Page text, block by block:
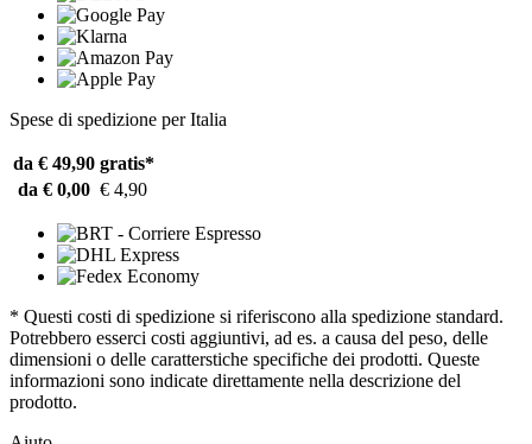
Spese di spedizione per Italia
da € 49,90 gratis*
da € 0,00 € 4,90
* Questi costi di spedizione si riferiscono alla spedizione standard.
Potrebbero esserci costi aggiuntivi, ad es. a causa del peso, delle
dimensioni o delle caratterstiche specifiche dei prodotti. Queste
informazioni sono indicate direttamente nella descrizione del
prodotto.